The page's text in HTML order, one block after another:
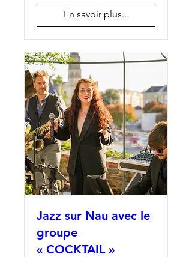
En savoir plus...
Jazz sur Nau avec le
groupe
« COCKTAIL »